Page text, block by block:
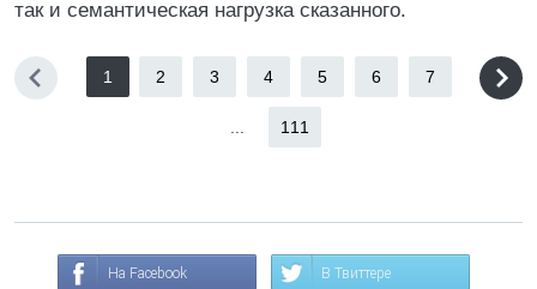
так и семантическая нагрузка сказанного.
1 2 3 4 5 6 7
111
На Facebook В Твиттере